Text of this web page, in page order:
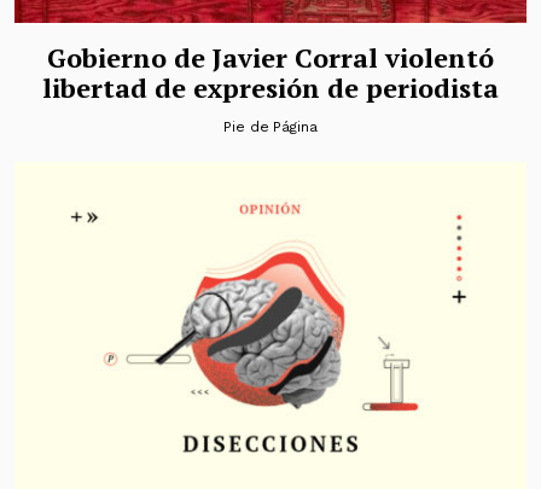
Gobierno de Javier Corral violentó
libertad de expresión de periodista
Pie de Página